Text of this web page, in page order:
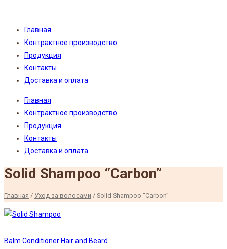
Главная
Контрактное производство
Продукция
Контакты
Доставка и оплата
Главная
Контрактное производство
Продукция
Контакты
Доставка и оплата
Solid Shampoo “Carbon”
Главная / Уход за волосами / Solid Shampoo “Carbon”
Balm Conditioner Hair and Beard